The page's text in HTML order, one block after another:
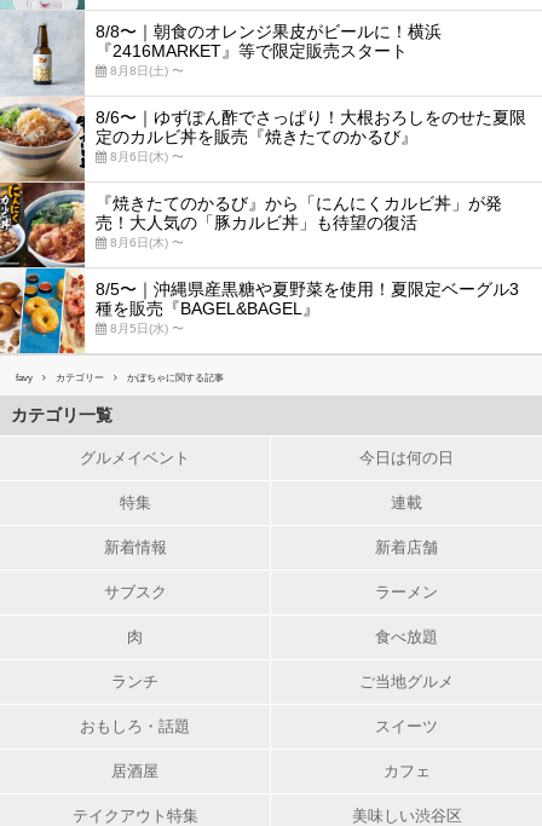
8/8〜｜朝食のオレンジ果皮がビールに！横浜
『2416MARKET』等で限定販売スタート
8月8日(土) 〜
8/6〜｜ゆずぽん酢でさっぱり！大根おろしをのせた夏限
定のカルビ丼を販売『焼きたてのかるび』
8月6日(木) 〜
『焼きたてのかるび』から「にんにくカルビ丼」が発
売！大人気の「豚カルビ丼」も待望の復活
8月6日(木) 〜
8/5〜｜沖縄県産黒糖や夏野菜を使用！夏限定ベーグル3
種を販売『BAGEL&BAGEL』
8月5日(水) 〜
favy カテゴリー かぼちゃに関する記事
カテゴリ一覧
グルメイベント 今日は何の日
特集 連載
新着情報 新着店舗
サブスク ラーメン
肉 食べ放題
ランチ ご当地グルメ
おもしろ・話題 スイーツ
居酒屋 カフェ
テイクアウト特集 美味しい渋谷区